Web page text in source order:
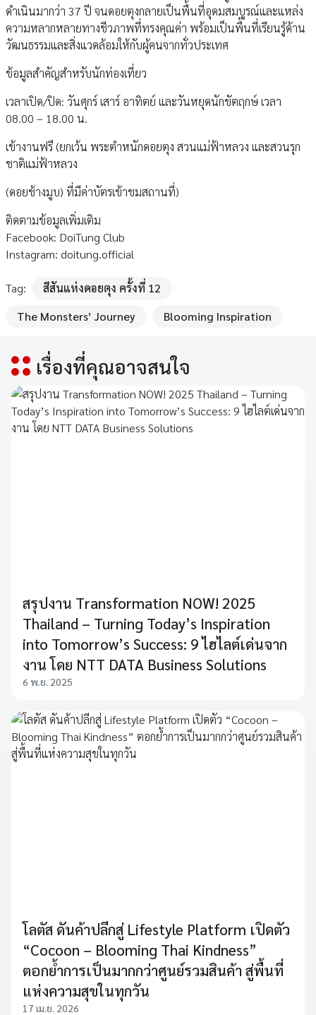
ดำเนินมากว่า 37 ปี จนดอยตุงกลายเป็นพื้นที่อุดมสมบูรณ์และแหล่ง
ความหลากหลายทางชีวภาพที่ทรงคุณค่า พร้อมเป็นพื้นที่เรียนรู้ด้าน
วัฒนธรรมและสิ่งแวดล้อมให้กับผู้คนจากทั่วประเทศ
ข้อมูลสำคัญสำหรับนักท่องเที่ยว
เวลาเปิด/ปิด: วันศุกร์ เสาร์ อาทิตย์ และวันหยุดนักขัตฤกษ์ เวลา
08.00 – 18.00 น.
เข้างานฟรี (ยกเว้น พระตำหนักดอยตุง สวนแม่ฟ้าหลวง และสวนรุก
ชาติแม่ฟ้าหลวง
(ดอยช้างมูบ) ที่มีค่าบัตรเข้าชมสถานที่)
ติดตามข้อมูลเพิ่มเติม
Facebook: DoiTung Club
Instagram: doitung.official
Tag:
สีสันแห่งดอยตุง ครั้งที่ 12
The Monsters’ Journey
Blooming Inspiration
เรื่องที่คุณอาจสนใจ
สรุปงาน Transformation NOW! 2025
Thailand – Turning Today’s Inspiration
into Tomorrow’s Success: 9 ไฮไลต์เด่นจาก
งาน โดย NTT DATA Business Solutions
6 พ.ย. 2025
โลตัส ดันค้าปลีกสู่ Lifestyle Platform เปิดตัว
“Cocoon – Blooming Thai Kindness”
ตอกย้ำการเป็นมากกว่าศูนย์รวมสินค้า สู่พื้นที่
แห่งความสุขในทุกวัน
17 เม.ย. 2026